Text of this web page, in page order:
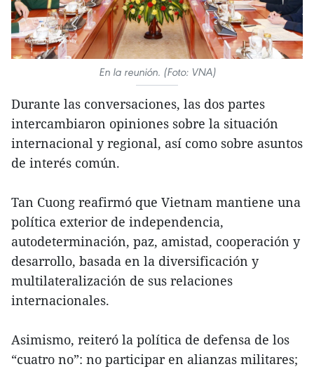
En la reunión. (Foto: VNA)
Durante las conversaciones, las dos partes
intercambiaron opiniones sobre la situación
internacional y regional, así como sobre asuntos
de interés común.
Tan Cuong reafirmó que Vietnam mantiene una
política exterior de independencia,
autodeterminación, paz, amistad, cooperación y
desarrollo, basada en la diversificación y
multilateralización de sus relaciones
internacionales.
Asimismo, reiteró la política de defensa de los
“cuatro no”: no participar en alianzas militares;